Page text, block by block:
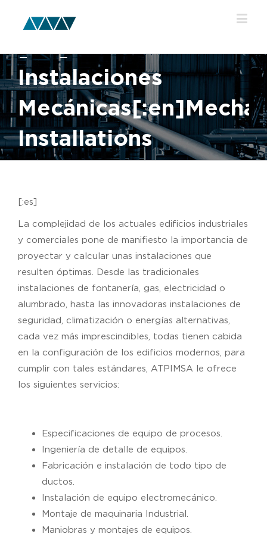
Instalaciones
Installations
Design[:]
[:es]
La complejidad de los actuales edificios industriales
y comerciales pone de manifiesto la importancia de
proyectar y calcular unas instalaciones que
resulten óptimas. Desde las tradicionales
instalaciones de fontanería, gas, electricidad o
alumbrado, hasta las innovadoras instalaciones de
seguridad, climatización o energías alternativas,
cada vez más imprescindibles, todas tienen cabida
en la configuración de los edificios modernos, para
cumplir con tales estándares, ATPIMSA le ofrece
los siguientes servicios:
Especificaciones de equipo de procesos.
Ingeniería de detalle de equipos.
Fabricación e instalación de todo tipo de
ductos.
Instalación de equipo electromecánico.
Montaje de maquinaria Industrial.
Maniobras y montajes de equipos.